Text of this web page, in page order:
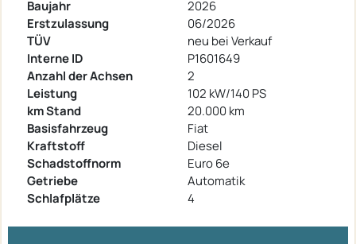
Baujahr
2026
Erstzulassung
06/2026
TÜV
neu bei Verkauf
Interne ID
P1601649
Anzahl der Achsen
2
Leistung
102 kW/140 PS
km Stand
20.000 km
Basisfahrzeug
Fiat
Kraftstoff
Diesel
Schadstoffnorm
Euro 6e
Getriebe
Automatik
Schlafplätze
4